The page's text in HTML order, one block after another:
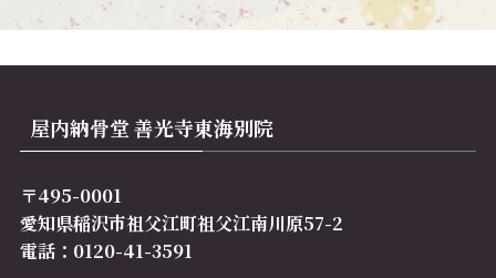
屋内納骨堂 善光寺東海別院
〒495-0001
愛知県稲沢市祖父江町祖父江南川原57-2
電話：0120-41-3591